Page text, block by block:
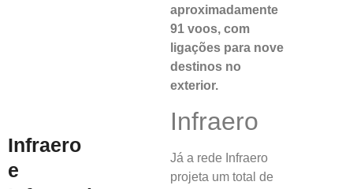
Infraero
e
aproximadamente
91 voos, com
ligações para nove
destinos no
exterior.
Infraero
Já a rede Infraero
projeta um total de